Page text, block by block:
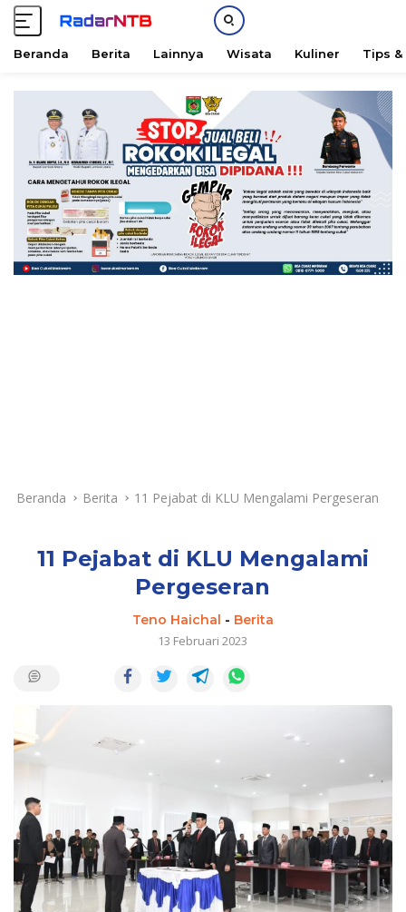
Beranda Berita Lainnya Wisata Kuliner Tips &
Beranda Berita 11 Pejabat di KLU Mengalami Pergeseran
11 Pejabat di KLU Mengalami
Pergeseran
Teno Haichal - Berita
13 Februari 2023